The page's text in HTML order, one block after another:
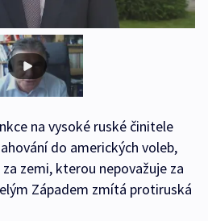
na vysoké ruské činitele
do amerických voleb,
zemi, kterou nepovažuje za
Západem zmítá protiruská